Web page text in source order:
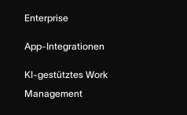
Enterprise
App-Integrationen
KI-gestütztes Work
Management